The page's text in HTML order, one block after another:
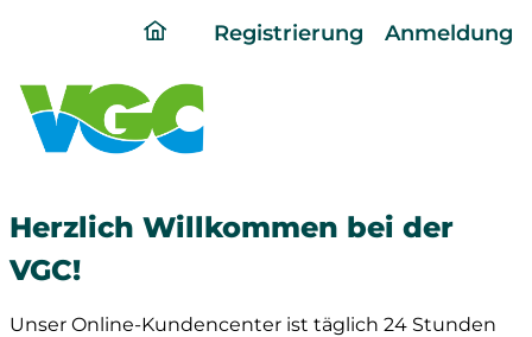
ding
page
Registrierung Anmeldung
Herzlich Willkommen bei der
VGC!
Unser Online-Kundencenter ist täglich 24 Stunden